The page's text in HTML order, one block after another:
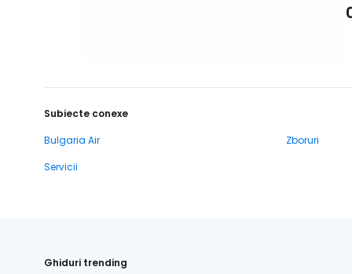
Subiecte conexe
Bulgaria Air
Zboruri
Servicii
Ghiduri trending